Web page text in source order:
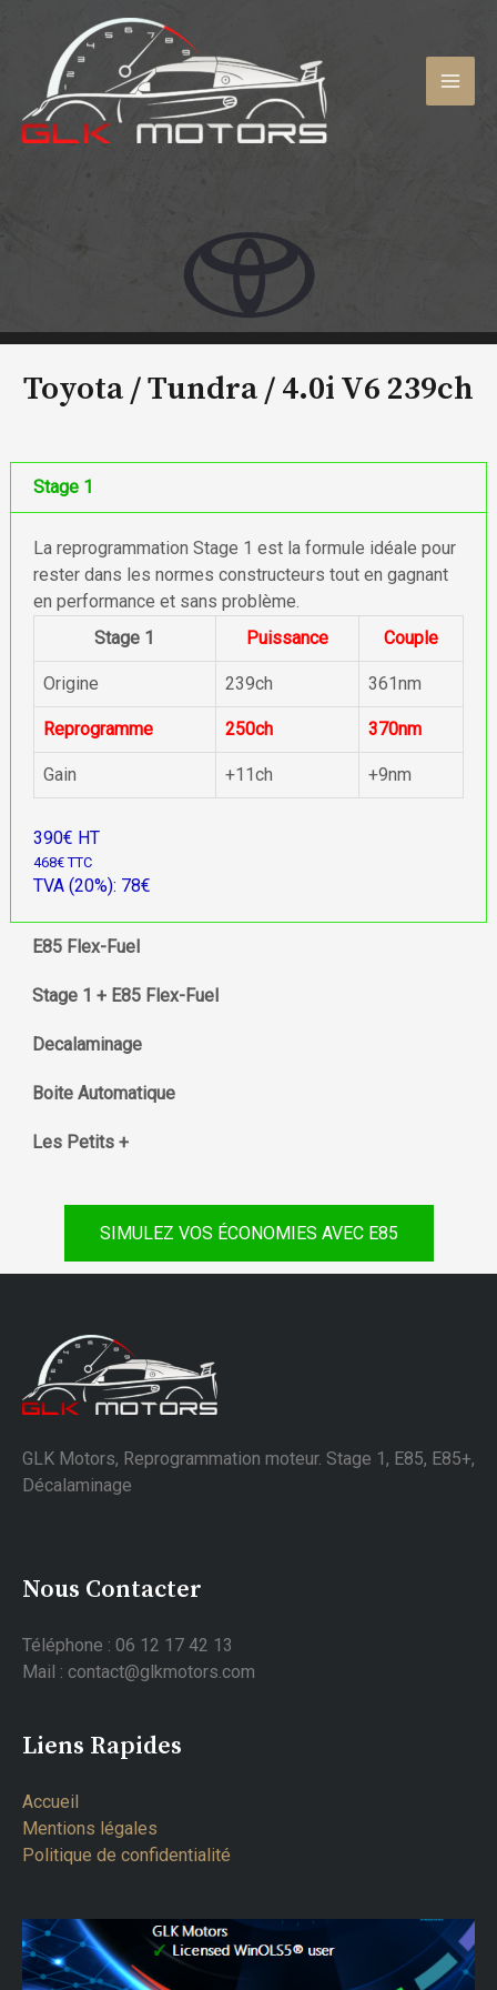
contenu
Toyota / Tundra /4.0i V6 239ch
Stage 1
La reprogrammation Stage 1 est la formule idéale pour
rester dans les normes constructeurs tout en gagnant
en performance et sans problème.
Stage 1
Puissance Couple
Origine 239ch 361nm
Reprogramme 250ch 370nm
Gain +11ch +9nm
390€ HT
468€ TTC
TVA (20%): 78€
E85 Flex-Fuel
Stage 1 + E85 Flex-Fuel
Decalaminage
Boite Automatique
Les Petits +
SIMULEZ VOS ÉCONOMIES AVEC E85
GLK Motors, Reprogrammation moteur. Stage 1, E85, E85+,
Décalaminage
Nous Contacter
Téléphone : 06 12 17 42 13
Mail : contact@glkmotors.com
Liens Rapides
Accueil
Mentions légales
Politique de confidentialité